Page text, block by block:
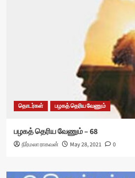
தொடர்கள் பழகத் தெரிய வேணும்
பழகத் தெரிய வேணும் – 68
நிர்மலா ராகவன் May 28, 2021 0